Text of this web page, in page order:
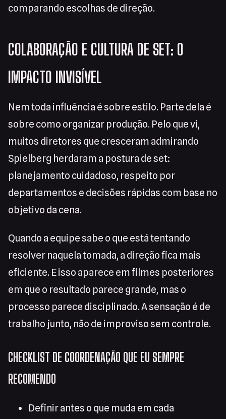
comparando escolhas de direção.
COLABORAÇÃO E CULTURA DE SET: O
IMPACTO INVISÍVEL
Nem toda influência é sobre estilo. Parte dela é
sobre como organizar produção. Pelo que vi,
muitos diretores que cresceram admirando
Spielberg herdaram a postura de set:
planejamento cuidadoso, respeito por
departamentos e decisões rápidas com base no
objetivo da cena.
Quando a equipe sabe o que está tentando
resolver naquela tomada, a direção fica mais
eficiente. E isso aparece em filmes posteriores
em que o resultado parece grande, mas o
processo parece disciplinado. A sensação é de
trabalho junto, não de improviso sem controle.
CHECKLIST DE COORDENAÇÃO QUE EU SEMPRE
RECOMENDO
Definir antes o que muda em cada